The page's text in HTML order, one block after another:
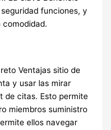
funciones, y
Ventajas sitio de
y usar las mirar
de citas. Esto permite
miembros suministro
ellos navegar